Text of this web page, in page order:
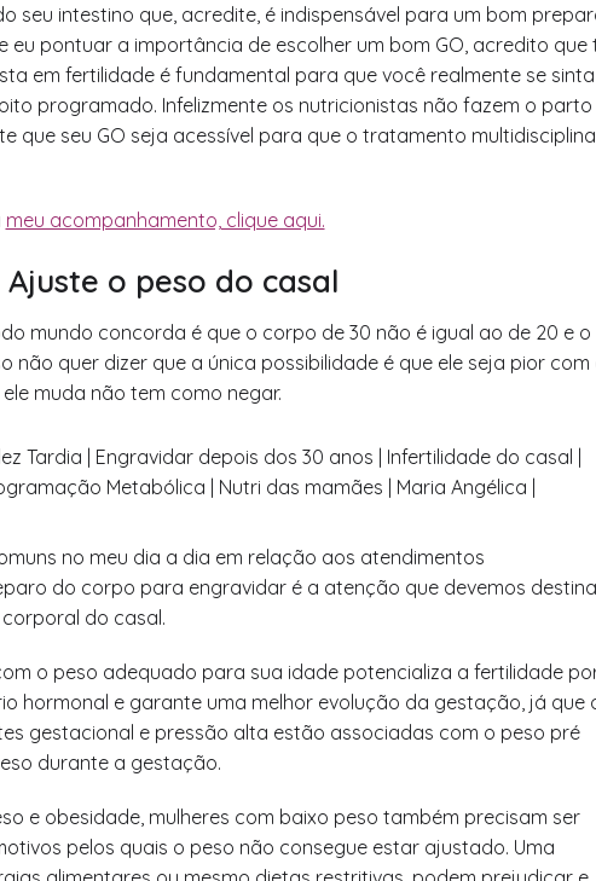
seu intestino que, acredite, é indispensável para um bom
eu pontuar a importância de escolher um bom GO, acredito que
em fertilidade é fundamental para que você realmente se sinta
programado. Infelizmente os nutricionistas não fazem o parto
que seu GO seja acessível para que o tratamento
meu acompanhamento, clique aqui.
o peso do casal
mundo concorda é que o corpo de 30 não é igual ao de 20 e o
não quer dizer que a única possibilidade é que ele seja pior com
muda não tem como negar.
no meu dia a dia em relação aos atendimentos
do corpo para engravidar é a atenção que devemos
do casal.
o peso adequado para sua idade potencializa a fertilidade
hormonal e garante uma melhor evolução da gestação, já que
gestacional e pressão alta estão associadas com o peso pré
durante a gestação.
e obesidade, mulheres com baixo peso também precisam ser
pelos quais o peso não consegue estar ajustado. Uma